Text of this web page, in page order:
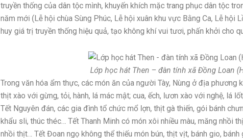
truyền thống của dân tộc mình, khuyến khích mặc trang phục dân tộc
năm mới (Lễ hội chùa Sùng Phúc, Lễ hội xuân khu vực Bằng Ca, Lễ hội
huy giá trị truyền thống hiệu quả, tạo không khí vui tươi, phấn khởi cho
Lớp học hát Then – đàn tính xã Đồng Loan
Trong văn hóa ẩm thực, các món ăn của người Tày, Nùng ở địa phương
thịt xào với gừng, tỏi, hành, lá mác mật; cua, ếch, lươn xào với nghệ, lá
Tết Nguyên đán, các gia đình tổ chức mổ lợn, thịt gà thiến, gói bánh
khẩu sli, thúc théc… Tết Thanh Minh có món xôi nhiều màu, măng nhồi
nhồi thịt… Tết Đoan ngọ không thể thiếu món bún, thịt vịt, bánh gio,